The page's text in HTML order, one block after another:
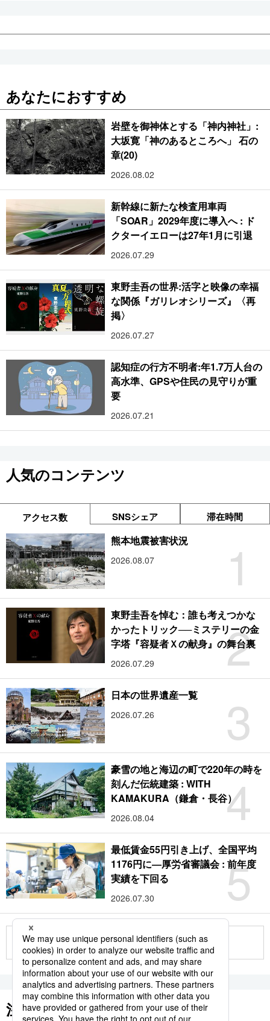
あなたにおすすめ
岩壁を御神体とする「神内神社」:
大坂寛「神のあるところへ」 石の
章(20)
2026.08.02
新幹線に新たな検査用車両
「SOAR」2029年度に導入へ : ド
クターイエローは27年1月に引退
2026.07.29
東野圭吾の世界:活字と映像の幸福
な関係『ガリレオシリーズ』〈再
掲〉
2026.07.27
認知症の行方不明者:年1.7万人台の
高水準、GPSや住民の見守りが重
要
2026.07.21
人気のコンテンツ
アクセス数 SNSシェア 滞在時間
1
熊本地震被害状況
2026.08.07
2
東野圭吾を悼む：誰も考えつかな
かったトリック──ミステリーの金
字塔『容疑者Ｘの献身』の舞台裏
2026.07.29
3
日本の世界遺産一覧
2026.07.26
4
豪雪の地と海辺の町で220年の時を
刻んだ伝統建築 : WITH
KAMAKURA（鎌倉・長谷）
2026.08.04
5
最低賃金55円引き上げ、全国平均
1176円に―厚労省審議会 : 前年度
実績を下回る
2026.07.30
もっと見る
注目のキーワード